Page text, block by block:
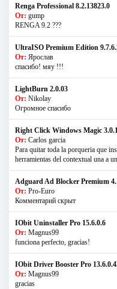
Renga Professional 8.2.13823.0
От: gump
RENGA 9.2 ???
UltraISO Premium Edition
От: Ярослав
спасибо! мяу !!!
LightBurn 2.0.03
От: Nikolay
Огромное спасибо
Right Click Windows Magic
От: Carlos garcia
Para quitar toda la porqueria que
herramientas del contextual una a
Adguard Ad Blocker Premium
От: Pro-Euro
Комментарий скрыт
IObit Uninstaller Pro 15.6.0.6
От: Magnus99
funciona perfecto, gracias!
IObit Driver Booster Pro
От: Magnus99
gracias